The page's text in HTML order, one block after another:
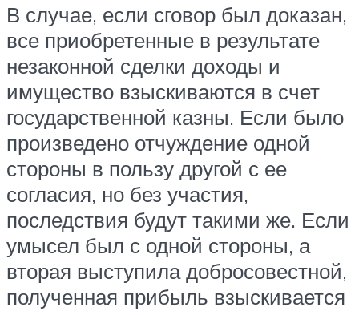
В случае, если сговор был доказан,
все приобретенные в результате
незаконной сделки доходы и
имущество взыскиваются в счет
государственной казны. Если было
произведено отчуждение одной
стороны в пользу другой с ее
согласия, но без участия,
последствия будут такими же. Если
умысел был с одной стороны, а
вторая выступила добросовестной,
полученная прибыль взыскивается